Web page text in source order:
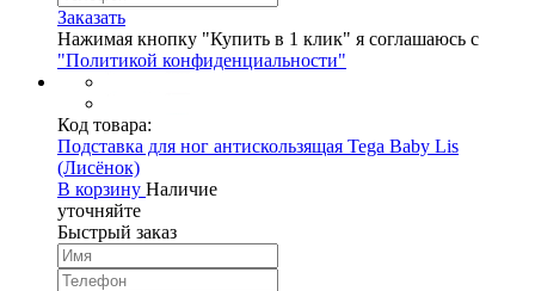
Заказать
Нажимая кнопку "Купить в 1 клик" я соглашаюсь с
"Политикой конфиденциальности"
Код товара:
Подставка для ног антискользящая Tega Baby Lis
(Лисёнок)
В корзину Наличие
уточняйте
Быстрый заказ